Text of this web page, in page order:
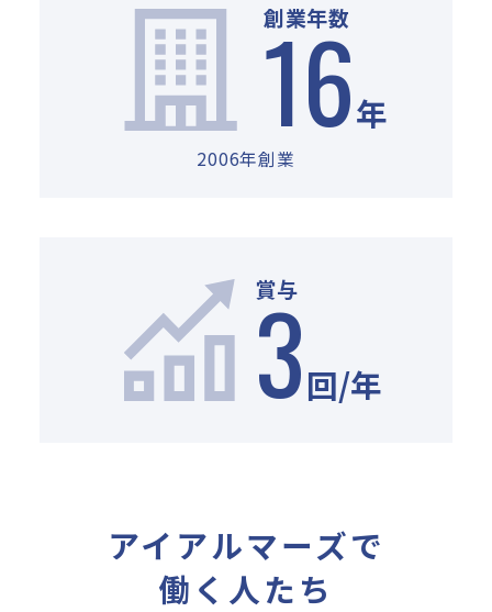
NEWS
創業年数
16年
2006年創業
賞与
3回/年
アイアルマーズで
働く人たち